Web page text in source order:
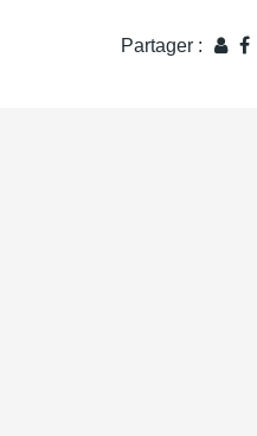
Partager :